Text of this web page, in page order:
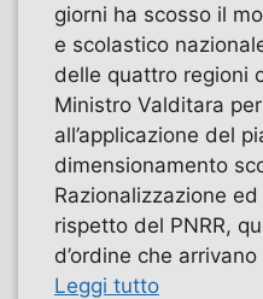
giorni ha scosso il
e scolastico
delle quattro regioni
Ministro Valditara
all’applicazione del
dimensionamento
Razionalizzazione
rispetto del PNRR,
d’ordine che
Leggi tutto